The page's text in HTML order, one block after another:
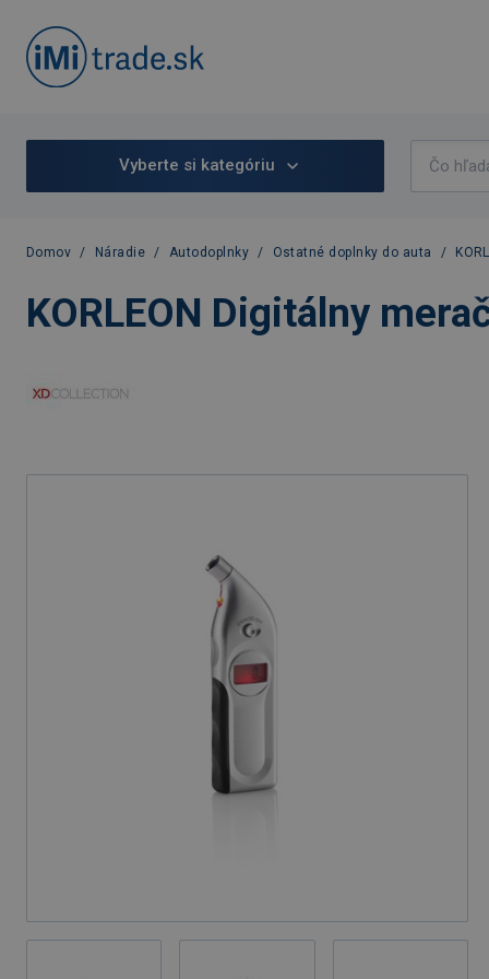
Vyberte si kategóriu
Domov / Náradie / Autodoplnky / Ostatné doplnky do auta /
KORLEON Digitálny